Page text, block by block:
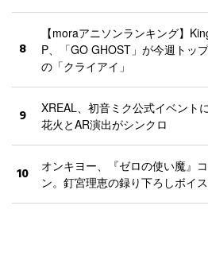
8
【moraアニソンランキング】
P、「GO GHOST」が今週トッ
の「クライアイ」
9
XREAL、初音ミク公式イベント
花火とAR演出がシンクロ
10
オンキヨー、『ゼロの使い魔』
ン。釘宮理恵の録り下ろしボイ